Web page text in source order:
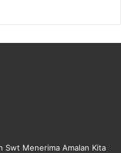
Swt Menerima Amalan Kita